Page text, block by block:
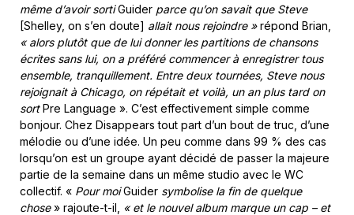
même d’avoir sortiGuider parce qu’on savait que Steve
[Shelley, on s’en doute] allait nous rejoindre »répond Brian,
« alors plutôt que de lui donner les partitions de chansons
écrites sans lui, on a préféré commencer à enregistrer tous
ensemble, tranquillement. Entre deux tournées, Steve nous
rejoignait à Chicago, on répétait et voilà, un an plus tard on
sortPre Language ». C’est effectivement simple comme
bonjour. Chez Disappears tout part d’un bout de truc, d’une
mélodie ou d’une idée. Un peu comme dans 99 % des cas
lorsqu’on est un groupe ayant décidé de passer la majeure
partie de la semaine dans un même studio avec le WC
collectif. « Pour moiGuider symbolise la fin de quelque
chose» rajoute-t-il,
« et le nouvel album marque un cap – et